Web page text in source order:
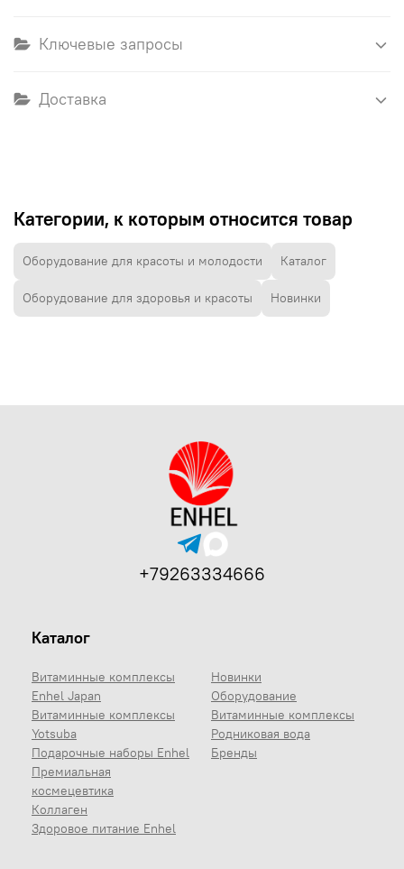
Ключевые запросы
Доставка
Категории, к которым относится товар
Оборудование для красоты и молодости Каталог
Оборудование для здоровья и красоты Новинки
Каталог
Витаминные комплексы
Enhel Japan
Витаминные комплексы
Yotsuba
Подарочные наборы Enhel
Премиальная
космецевтика
Коллаген
Здоровое питание Enhel
Новинки
Оборудование
Витаминные комплексы
Родниковая вода
Бренды
+79263334666